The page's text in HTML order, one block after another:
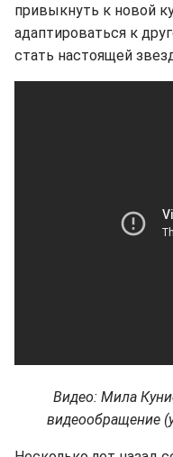
привыкнуть к новой
адаптироваться к
стать настоящей
Видео: Мила
видеообращение